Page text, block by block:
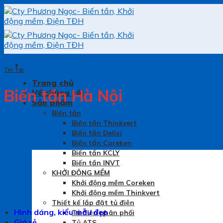
Skip
to
content
Trang chủ
Về chúng tôi
Sản phẩm
Biến tần
Biến tần Thinkvert
Biến tần Delixi
Biến tần Coreken
Biến tần KCLY
Biến tần INVT
KHỞI ĐỘNG MỀM
Khởi động mềm Coreken
Khởi động mềm Thinkvert
Thiết kế lắp đặt tủ điện
Tủ điện phân phối
Tin Tức
Biến tần Hà Nội
Hình dáng, kiểu mẫu đẹp